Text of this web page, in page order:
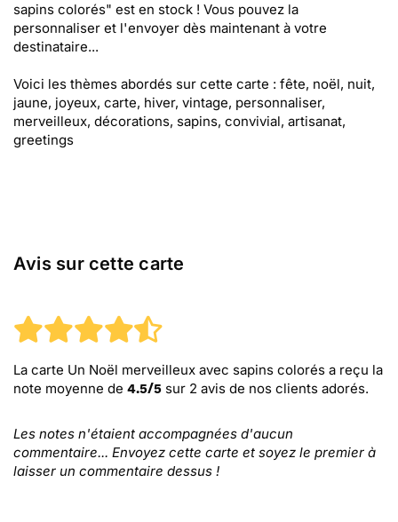
sapins colorés" est en stock ! Vous pouvez la
personnaliser et l'envoyer dès maintenant à votre
destinataire...
Voici les thèmes abordés sur cette carte : fête, noël, nuit,
jaune, joyeux, carte, hiver, vintage, personnaliser,
merveilleux, décorations, sapins, convivial, artisanat,
greetings
Avis sur cette carte
La carte Un Noël merveilleux avec sapins colorés a reçu la
note moyenne de 4.5/5 sur 2 avis de nos clients adorés.
Les notes n'étaient accompagnées d'aucun
commentaire... Envoyez cette carte et soyez le premier à
laisser un commentaire dessus !